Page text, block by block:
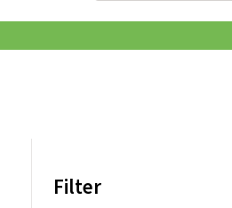
Filter